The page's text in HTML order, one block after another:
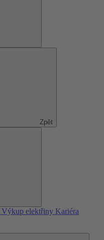
Zpět
Výkup elektřiny Kariéra